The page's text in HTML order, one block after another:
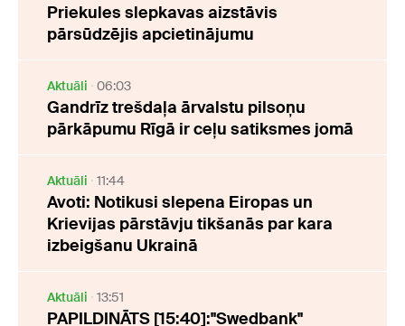
Priekules slepkavas aizstāvis
pārsūdzējis apcietinājumu
Aktuāli 06:03
Gandrīz trešdaļa ārvalstu pilsoņu
pārkāpumu Rīgā ir ceļu satiksmes jomā
Aktuāli 11:44
Avoti: Notikusi slepena Eiropas un
Krievijas pārstāvju tikšanās par kara
izbeigšanu Ukrainā
Aktuāli 13:51
PAPILDINĀTS [15:40]:"Swedbank"